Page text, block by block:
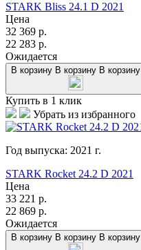
STARK Bliss 24.1 D 2021
Цена
32 369 р.
22 283 р.
Ожидается
В корзину В корзину В корзину
Купить в 1 клик
Убрать из избранного
Год выпуска: 2021 г.
STARK Rocket 24.2 D 2021
Цена
33 221 р.
22 869 р.
Ожидается
В корзину В корзину В корзину